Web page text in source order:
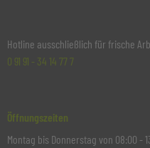
Hotline ausschließlich für frische
0 91 91 - 34 14 77 7
Öffnungszeiten
Montag bis Donnerstag von 08:00 -